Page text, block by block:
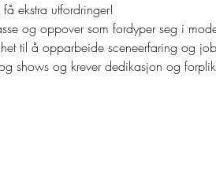
ekstra utfordringer!
og oppover som fordyper seg i
til å opparbeide sceneerfaring og
shows og krever dedikasjon og